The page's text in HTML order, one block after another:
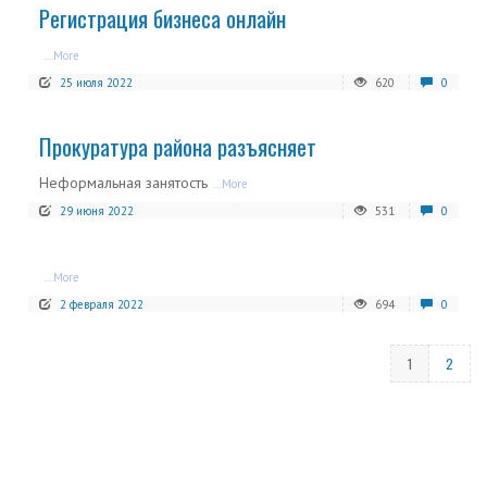
Регистрация бизнеса онлайн
...More
25 июля 2022
620 0
Прокуратура района разъясняет
Неформальная занятость ...More
29 июня 2022
531 0
...More
2 февраля 2022
694 0
1 2